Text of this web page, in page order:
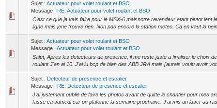
Sujet : Actuateur pour volet roulant et BSO
Message : RE: Actuateur pour volet roulant et BSO
C'est ce que je vais faire pour le MSX-6 maisnotre revendeur etant plutot lent
ligne mais jene trouve rien. Non pas encore la station meteo. Ca en vaut la
Sujet : Actuateur pour volet roulant et BSO
Message : Actuateur pour volet roulant et BSO
Salut, Apres les detecteurs de presence, il me reste juste a finaliser le choix
roulant.J'en ai 10. J'ai lu bcp de bien des ABB JRA mais j'aurais voulu avoir
Sujet : Detecteur de presence et escalier
Message : RE: Detecteur de presence et escalier
J'ai justement oublie de faire les photos avant de quitte le chantier pour mes
fasse ca samedi car on plafonne la semaine prochaine. J'ai mis un laser au